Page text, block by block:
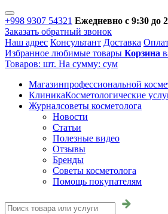
+998 9307 54321 Ежедневно с 9:30 до
Заказать обратный звонок
Наш адрес Консультант Доставка
Избранное любимые товары Корзина
Товаров: шт. На сумму: сум
Магазинпрофессиональной
КлиникаКосметологические
Журналсоветы косметолога
Новости
Статьи
Полезные видео
Отзывы
Бренды
Советы косметолога
Помощь покупателям